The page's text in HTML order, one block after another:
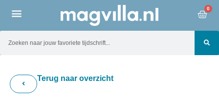
0
Terug naar overzicht